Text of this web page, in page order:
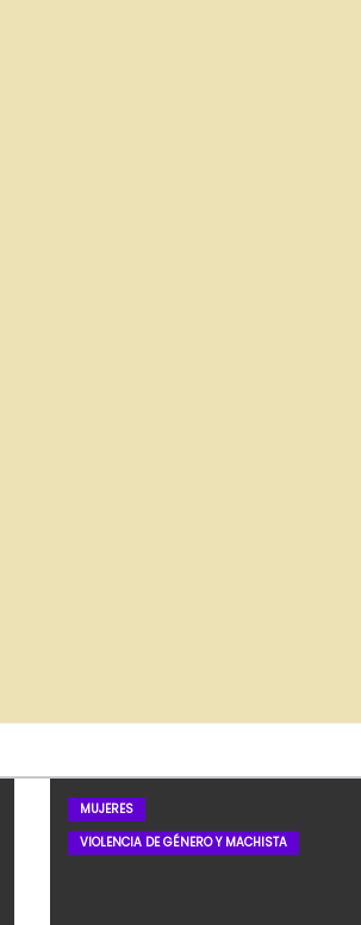
MUJERES
VIOLENCIA DE GÉNERO Y MACHISTA